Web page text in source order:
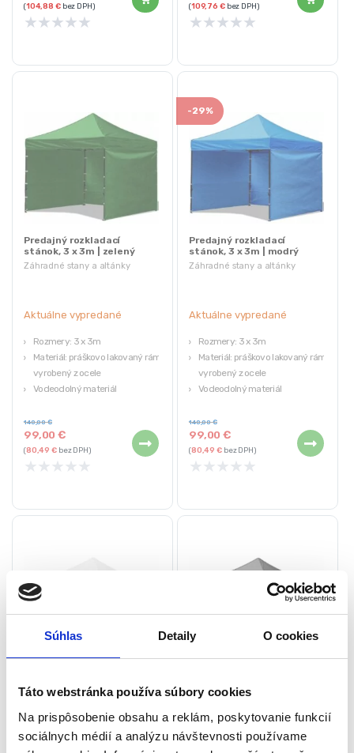
Súhlas Detaily O cookies
Táto webstránka používa súbory cookies
Na prispôsobenie obsahu a reklám, poskytovanie funkcií
sociálnych médií a analýzu návštevnosti používame
kladivkovaná
(104,88 €bez DPH)
★★★★★
kladivkovaná
(109,76 €bez DPH)
★★★★★
Záhradné stany a altánky
Predajný rozkladací
stánok, 3 x 3m | zelený
Aktuálne vypredané
Rozmery: 3 x 3m
Materiál: práškovo lakovaný rám,
vyrobený z ocele
Vodeodolný materiál
Farba: zelená
99,00€
140,00€
(80,49€bez DPH)
★ ★ ★ ★ ★
Záhradné stany a altánky
-29%
Predajný rozkladací
stánok, 3 x 3m | modrý
Aktuálne vypredané
Rozmery: 3 x 3m
Materiál: práškovo lakovaný rám,
vyrobený z ocele
Vodeodolný materiál
Farba: modrá
99,00€
140,00€
(80,49€bez DPH)
★ ★ ★ ★ ★
Predajný rozkladací
stánok, 3 x 3m | biely
stánok, 3 x 3m | čierny